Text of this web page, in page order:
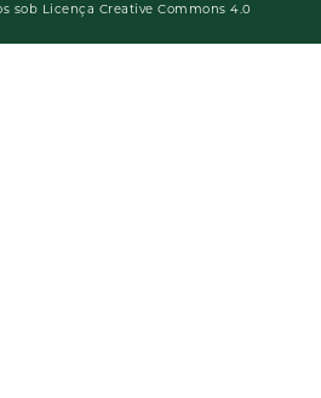
sob Licença Creative Commons 4.0